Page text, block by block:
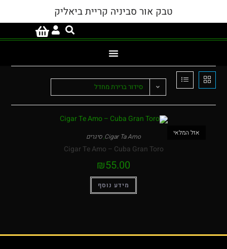
טבק אור סביניה קריית ביאליק
סידור ברירת מחדל
Cigar Ta Amo
,סיגרים
Cigar Te Amo – Cuba Gran Toro